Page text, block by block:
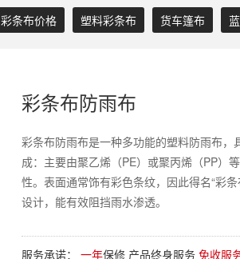
彩条布价格 塑料彩条布 货车篷布
彩条布防雨布
彩条布防雨布是一种多功能的塑料防雨布
成：主要由聚乙烯（PE）或聚丙烯（PP）
性。表面通常饰有彩色条纹，因此得名“彩
设计，能有效阻挡雨水渗透。
服务承诺： 一年保修 产品终身服务 免收服